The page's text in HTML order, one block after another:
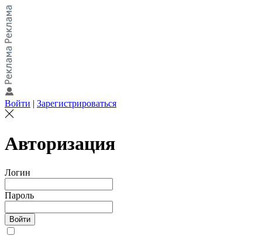
Войти | Зарегистрироваться
Авторизация
Логин
Пароль